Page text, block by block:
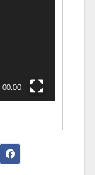
00:00